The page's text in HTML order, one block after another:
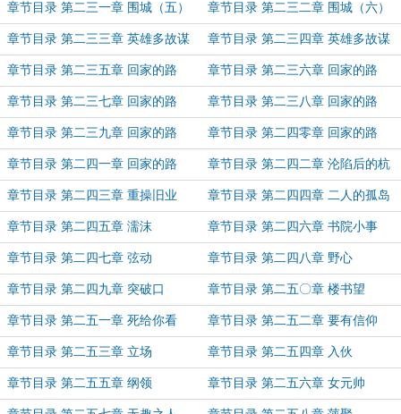
章节目录 第二三一章 围城（五） 章节目录 第二三二章 围城（六）
章节目录 第二三三章 英雄多故谋
夫病（上）
章节目录 第二三四章 英雄多故谋
夫病（下）
章节目录 第二三五章 回家的路
（一）
章节目录 第二三六章 回家的路
（二）
章节目录 第二三七章 回家的路
（三）
章节目录 第二三八章 回家的路
（四）
章节目录 第二三九章 回家的路
（五）
章节目录 第二四零章 回家的路
（六）
章节目录 第二四一章 回家的路
（七）
章节目录 第二四二章 沦陷后的杭
州
章节目录 第二四三章 重操旧业 章节目录 第二四四章 二人的孤岛
章节目录 第二四五章 濡沫 章节目录 第二四六章 书院小事
章节目录 第二四七章 弦动 章节目录 第二四八章 野心
章节目录 第二四九章 突破口 章节目录 第二五〇章 楼书望
章节目录 第二五一章 死给你看 章节目录 第二五二章 要有信仰
章节目录 第二五三章 立场 章节目录 第二五四章 入伙
章节目录 第二五五章 纲领 章节目录 第二五六章 女元帅